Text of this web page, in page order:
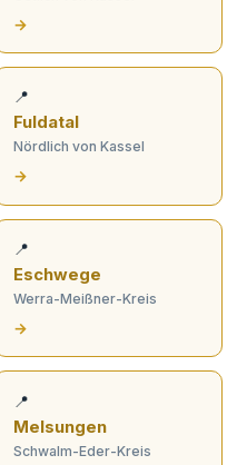
→
📍
Fuldatal
Nördlich von Kassel
→
📍
Eschwege
Werra-Meißner-Kreis
→
📍
Melsungen
Schwalm-Eder-Kreis